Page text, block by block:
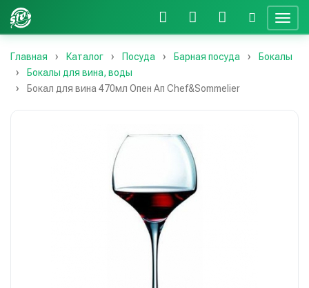
Главная Каталог Посуда Барная посуда
Бокалы
Бокалы для вина, воды
Бокал для вина 470мл Опен Ап Chef&Sommelier